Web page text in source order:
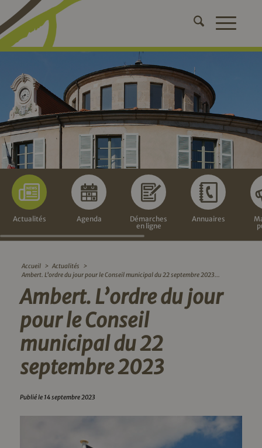
Actualités Agenda
Démarches
en ligne
Annuaires
Accueil > Actualités
>
Ambert. L’ordre du jour pour le Conseil municipal du 22 septembre 2023...
Ambert. L’ordre du jour
pour le Conseil
municipal du 22
septembre 2023
Publié le 14 septembre 2023